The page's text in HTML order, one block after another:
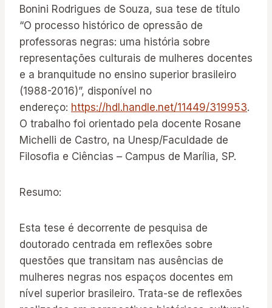
Bonini Rodrigues de Souza, sua tese de título
“O processo histórico de opressão de
professoras negras: uma história sobre
representações culturais de mulheres docentes
e a branquitude no ensino superior brasileiro
(1988-2016)”, disponível no
endereço: https://hdl.handle.net/11449/319953.
O trabalho foi orientado pela docente Rosane
Michelli de Castro, na Unesp/Faculdade de
Filosofia e Ciências – Campus de Marília, SP.
Resumo:
Esta tese é decorrente de pesquisa de
doutorado centrada em reflexões sobre
questões que transitam nas ausências de
mulheres negras nos espaços docentes em
nível superior brasileiro. Trata-se de reflexões